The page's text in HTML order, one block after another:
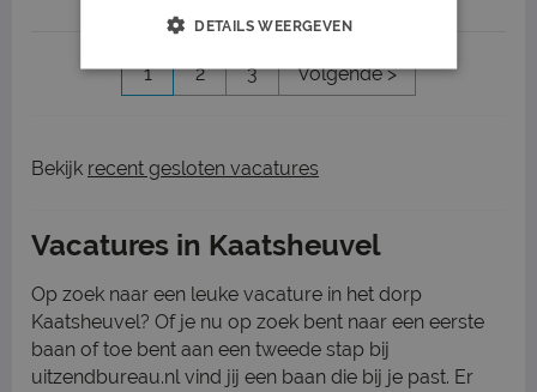
1 2 3 Volgende >
Bekijk recent gesloten vacatures
Vacatures in Kaatsheuvel
Op zoek naar een leuke vacature in het dorp
Kaatsheuvel? Of je nu op zoek bent naar een eerste
baan of toe bent aan een tweede stap bij
uitzendbureau.nl vind jij een baan die bij je past. Er
DETAILS WEERGEVEN